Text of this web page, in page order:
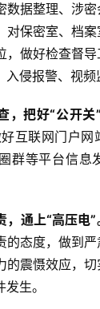
数据整理、涉
对保密室、档
做好检查督导
侵报警、视频
把好“公开关”
互联网门户网
群等平台信息
通上“高压电”
的态度，做到
震慑效应，切
生。